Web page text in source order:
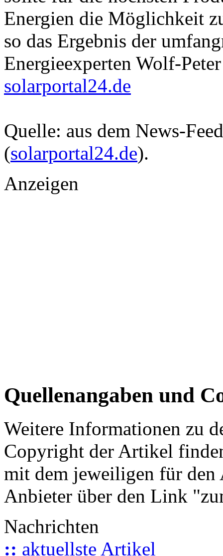
Energien die Möglichkeit
so das Ergebnis der
Energieexperten Wolf-
solarportal24.de
Quelle: aus dem News-
(solarportal24.de).
Anzeigen
Quellenangaben und
Weitere Informationen zu
Copyright der Artikel
mit dem jeweiligen für
Anbieter über den Link
Nachrichten
:: aktuellste Artikel